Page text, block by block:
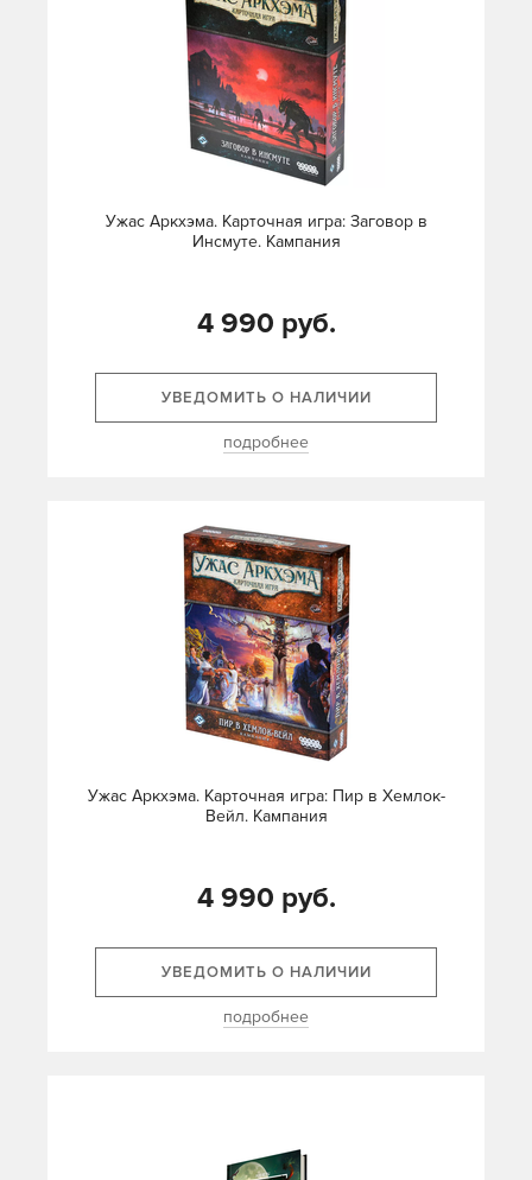
Ужас Аркхэма. Карточная игра: Заговор в
Инсмуте. Кампания
4 990 руб.
УВЕДОМИТЬ О НАЛИЧИИ
подробнее
Ужас Аркхэма. Карточная игра: Пир в Хемлок-
Вейл. Кампания
4 990 руб.
УВЕДОМИТЬ О НАЛИЧИИ
подробнее